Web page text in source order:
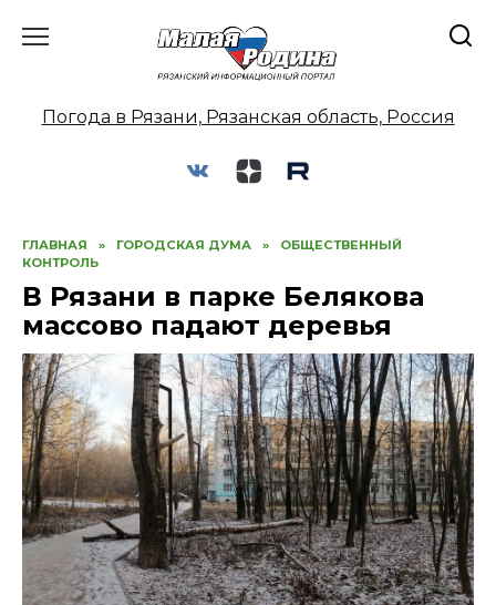
Погода в Рязани, Рязанская область, Россия
ГЛАВНАЯ » ГОРОДСКАЯ ДУМА »
ОБЩЕСТВЕННЫЙ
КОНТРОЛЬ
В Рязани в парке Белякова
массово падают деревья